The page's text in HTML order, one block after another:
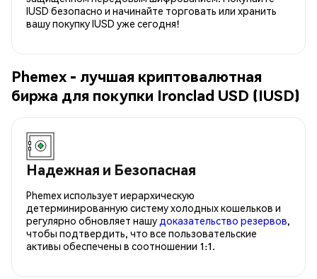
IUSD безопасно и начинайте торговать или хранить
вашу покупку IUSD уже сегодня!
Phemex - лучшая криптовалютная
биржа для покупки Ironclad USD (IUSD)
Надежная и Безопасная
Phemex использует иерархическую
детерминированную систему холодных кошельков и
регулярно обновляет нашу доказательство резервов,
чтобы подтвердить, что все пользовательские
активы обеспечены в соотношении 1:1.